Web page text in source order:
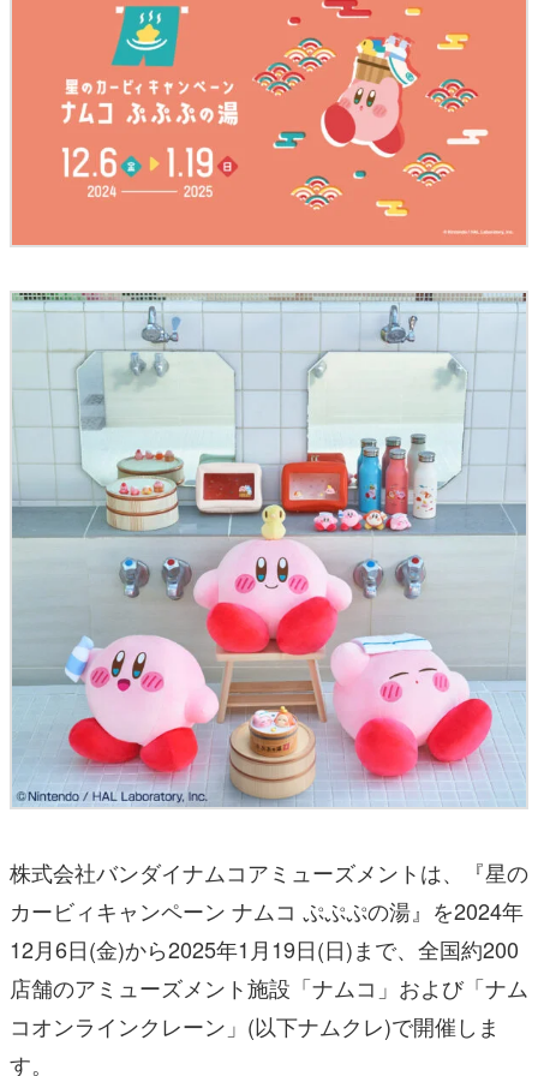
株式会社バンダイナムコアミューズメントは、『星の
カービィキャンペーン ナムコ ぷぷぷの湯』を2024年
12月6日(金)から2025年1月19日(日)まで、全国約200
店舗のアミューズメント施設「ナムコ」および「ナム
コオンラインクレーン」(以下ナムクレ)で開催しま
す。